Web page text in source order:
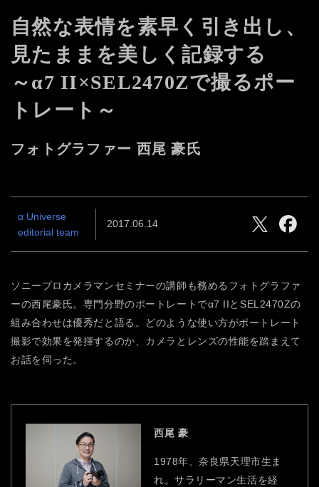
自然な表情を素早く引き出し、
見たままを美しく記録する
～α7 II×SEL2470Zで撮るポー
トレート～
フォトグラファー 西尾 豪氏
α Universe
editorial team
2017.06.14
ソニープロカメラマンセミナーの講師も務めるフォトグラファ
ーの西尾豪氏。専門分野のポートレートでα7 IIとSEL2470Zの
組み合わせは優秀だと語る。どのような使い方がポートレート
撮影で効果を発揮するのか、カメラとレンズの性能を踏まえて
お話を伺った。
西尾 豪
1978年、奈良県天理市生ま
れ。サラリーマン生活を経